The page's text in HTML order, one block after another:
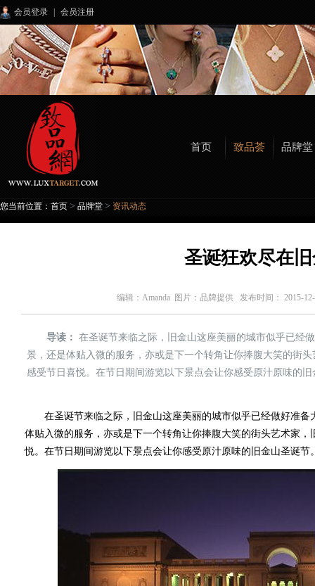
会员登录 会员注册
首页 致品荟 品牌堂
您当前位置： 首页 > 品牌堂 > 资讯动态
圣诞狂欢尽在
编辑： Amanda 图片：品牌提供 发布时间： 2015-
导读： 在圣诞节来临之际，旧金山这座美丽的城市似乎已经
景，还是体贴入微的服务，亦或是下一个转角让你捧腹大笑的街
感受节日喜悦。在节日期间游览以下景点会让你感受原汁原味的
在圣诞节来临之际，旧金山这座美丽的城市似乎已经做好准备
体贴入微的服务，亦或是下一个转角让你捧腹大笑的街头艺术家
悦。在节日期间游览以下景点会让你感受原汁原味的旧金山圣诞节